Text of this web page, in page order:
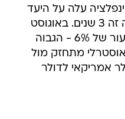
עלה על היעד
שהציב - 2%-3% - לראשונה זה 3 שנים. באוגוסט
העלה הבנק את הריבית לשיעור של 6% - הגבוה
האוסטרלי מתחזק מול
ב-0.4% ל-0.7614 דולר אמריקאי לדולר